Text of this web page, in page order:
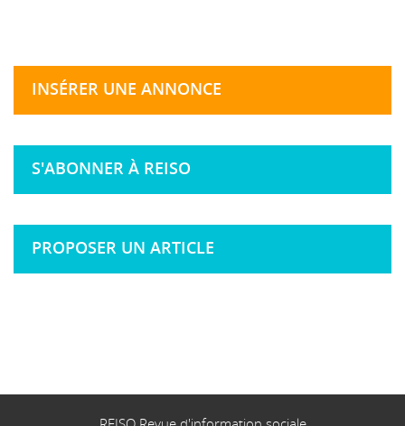
INSÉRER UNE ANNONCE
S'ABONNER À REISO
PROPOSER UN ARTICLE